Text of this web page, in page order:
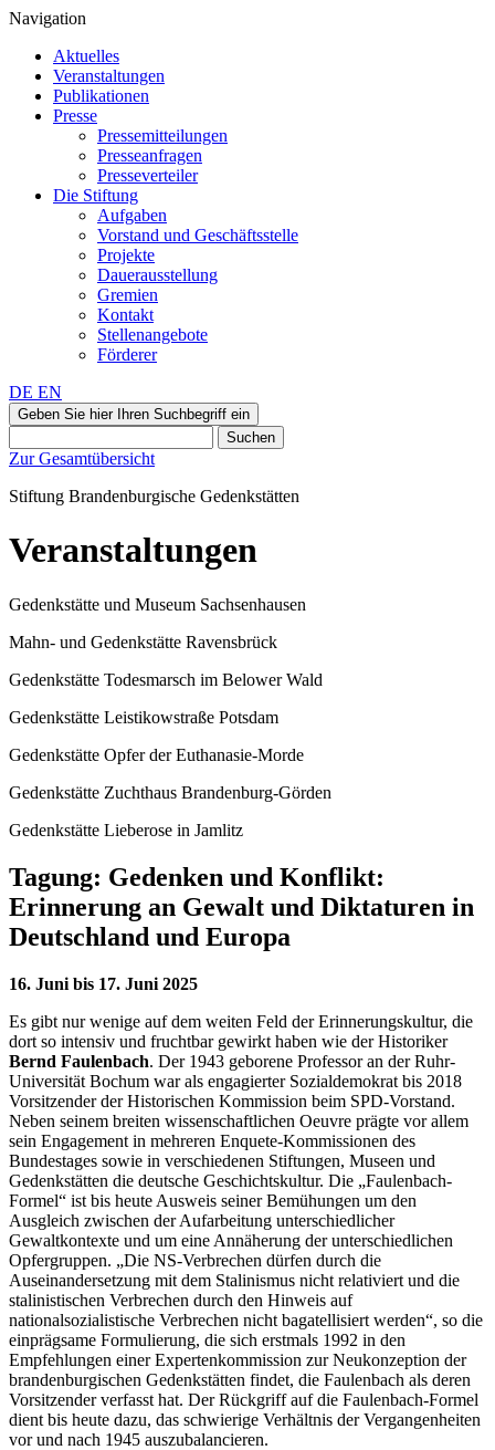
Navigation
Aktuelles
Veranstaltungen
Publikationen
Presse
Pressemitteilungen
Presseanfragen
Presseverteiler
Die Stiftung
Aufgaben
Vorstand und Geschäftsstelle
Projekte
Dauerausstellung
Gremien
Kontakt
Stellenangebote
Förderer
DE EN
Geben Sie hier Ihren Suchbegriff ein
Suchen
Zur Gesamtübersicht
Stiftung Brandenburgische Gedenkstätten
Veranstaltungen
Gedenkstätte und Museum Sachsenhausen
Mahn- und Gedenkstätte Ravensbrück
Gedenkstätte Todesmarsch im Belower Wald
Gedenkstätte Leistikowstraße Potsdam
Gedenkstätte Opfer der Euthanasie-Morde
Gedenkstätte Zuchthaus Brandenburg-Görden
Gedenkstätte Lieberose in Jamlitz
Tagung: Gedenken und Konflikt:
Erinnerung an Gewalt und Diktaturen in
Deutschland und Europa
16. Juni bis 17. Juni 2025
Es gibt nur wenige auf dem weiten Feld der Erinnerungskultur, die
dort so intensiv und fruchtbar gewirkt haben wie der Historiker
Bernd Faulenbach. Der 1943 geborene Professor an der Ruhr-
Universität Bochum war als engagierter Sozialdemokrat bis 2018
Vorsitzender der Historischen Kommission beim SPD-Vorstand.
Neben seinem breiten wissenschaftlichen Oeuvre prägte vor allem
sein Engagement in mehreren Enquete-Kommissionen des
Bundestages sowie in verschiedenen Stiftungen, Museen und
Gedenkstätten die deutsche Geschichtskultur. Die „Faulenbach-
Formel“ ist bis heute Ausweis seiner Bemühungen um den
Ausgleich zwischen der Aufarbeitung unterschiedlicher
Gewaltkontexte und um eine Annäherung der unterschiedlichen
Opfergruppen. „Die NS-Verbrechen dürfen durch die
Auseinandersetzung mit dem Stalinismus nicht relativiert und die
stalinistischen Verbrechen durch den Hinweis auf
nationalsozialistische Verbrechen nicht bagatellisiert werden“, so die
einprägsame Formulierung, die sich erstmals 1992 in den
Empfehlungen einer Expertenkommission zur Neukonzeption der
brandenburgischen Gedenkstätten findet, die Faulenbach als deren
Vorsitzender verfasst hat. Der Rückgriff auf die Faulenbach-Formel
dient bis heute dazu, das schwierige Verhältnis der Vergangenheiten
vor und nach 1945 auszubalancieren.